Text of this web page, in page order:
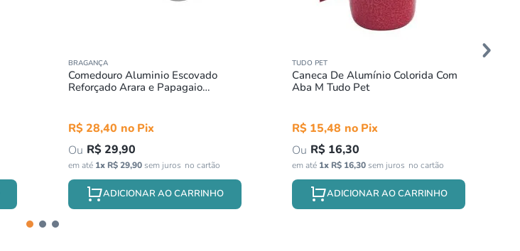
BRAGANÇA
Comedouro Aluminio Escovado
Reforçado Arara e Papagaio
R$28,40
R$29,90
em até 1x R$ 29,90sem juros
ADICIONAR AO CARRINHO
TUDO PET
Caneca De Alumínio Colorida Com
Aba M Tudo Pet
R$ 15,48
R$ 16,30
em até 1x R$ 16,30sem juros
ADICIONAR AO CARRINHO